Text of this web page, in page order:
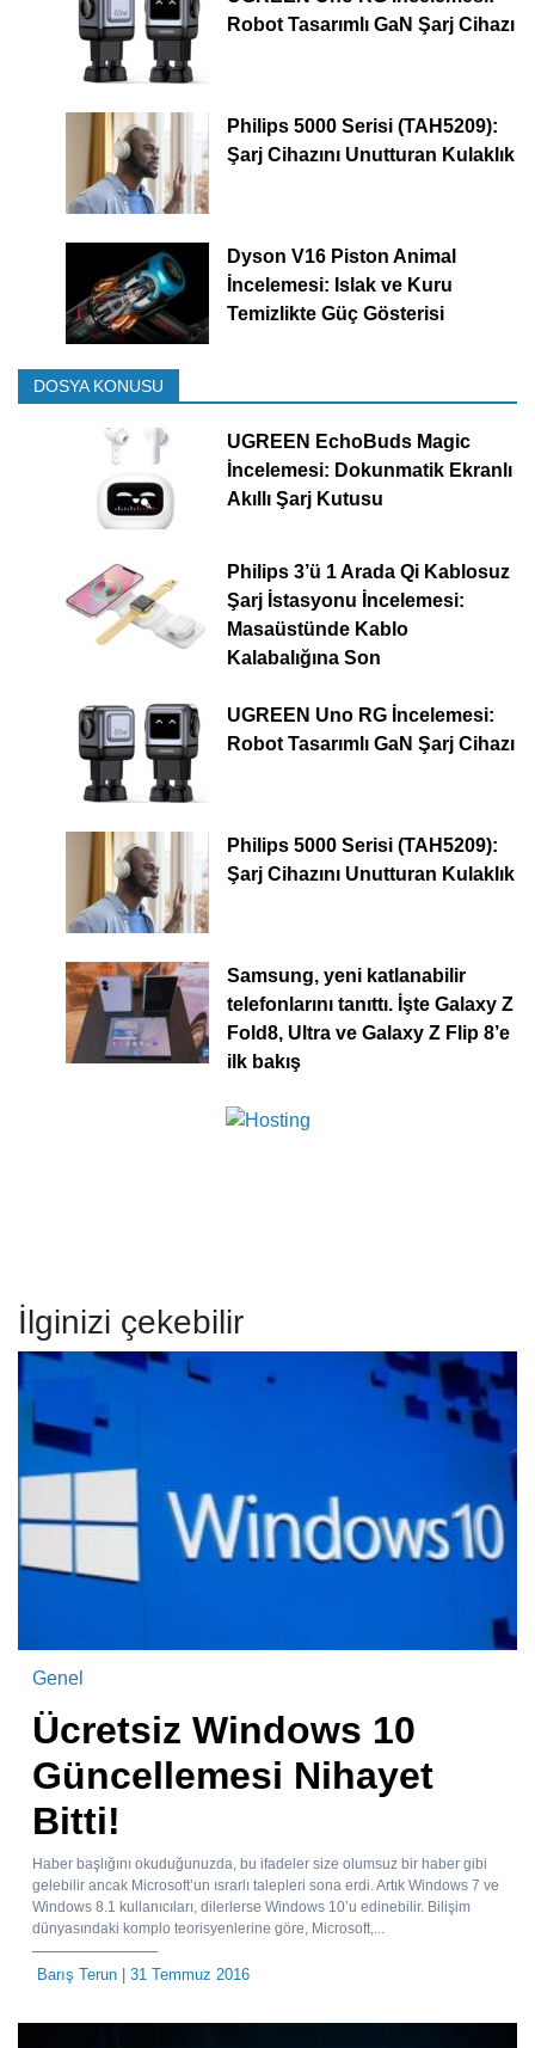
Robot Tasarımlı GaN Şarj Cihazı
Philips 5000 Serisi (TAH5209):
Şarj Cihazını Unutturan Kulaklık
Dyson V16 Piston Animal
İncelemesi: Islak ve Kuru
Temizlikte Güç Gösterisi
DOSYA KONUSU
UGREEN EchoBuds Magic
İncelemesi: Dokunmatik Ekranlı
Akıllı Şarj Kutusu
Philips 3’ü 1 Arada Qi Kablosuz
Şarj İstasyonu İncelemesi:
Masaüstünde Kablo
Kalabalığına Son
UGREEN Uno RG İncelemesi:
Robot Tasarımlı GaN Şarj Cihazı
Philips 5000 Serisi (TAH5209):
Şarj Cihazını Unutturan Kulaklık
Samsung, yeni katlanabilir
telefonlarını tanıttı. İşte Galaxy Z
Fold8, Ultra ve Galaxy Z Flip 8’e
ilk bakış
İlginizi çekebilir
Genel
Ücretsiz Windows 10
Güncellemesi Nihayet
Bitti!
Haber başlığını okuduğunuzda, bu ifadeler size olumsuz bir haber gibi
gelebilir ancak Microsoft’un ısrarlı talepleri sona erdi. Artık Windows 7 ve
Windows 8.1 kullanıcıları, dilerlerse Windows 10’u edinebilir. Bilişim
dünyasındaki komplo teorisyenlerine göre, Microsoft,...
Barış Terun | 31 Temmuz 2016